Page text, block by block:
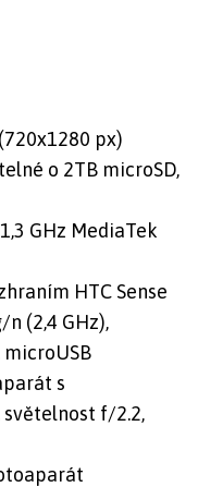
px)
o 2TB microSD,
GHz MediaTek
HTC Sense
(2,4 GHz),
microUSB
s
světelnost f/2.2,